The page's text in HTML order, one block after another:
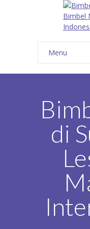
Menu
HOME
ALUMNI
FOTO
KONTAK
TRY OUT
DAFTAR
di